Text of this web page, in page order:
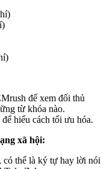
để xem đối thủ
từ khóa nào.
hiểu cách tối ưu hóa.
xã hội:
thể là ký tự hay lời nói